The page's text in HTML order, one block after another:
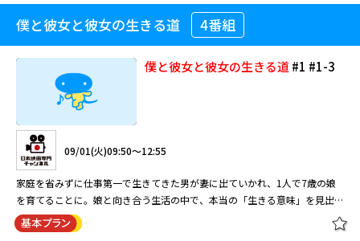
僕と彼女と彼女の生きる道 4番組
僕と彼女と彼女の生きる道#1 #1-3
09/01(火)09:50～12:55
家庭を省みずに仕事第一で生きてきた男が妻に出ていかれ、1人で7歳の娘
を育てることに。娘と向き合う生活の中で、本当の「生きる意味」を見出し
ていくヒューマンドラマ 突然の娘との二人暮らしに戸惑う仕事人間が、父
親の覚悟を育む姿を追う。草彅剛が岐路に立ち人生を模索する主人公を演じ